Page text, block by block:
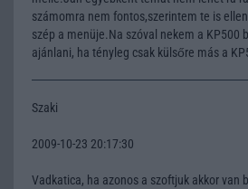
számomra nem fontos,szerintem te is
szép a menüje.Na szóval nekem a KP500
ajánlani, ha tényleg csak külsőre más a
Szaki
2009-10-23 20:17:30
Vadkatica, ha azonos a szoftjuk akkor van